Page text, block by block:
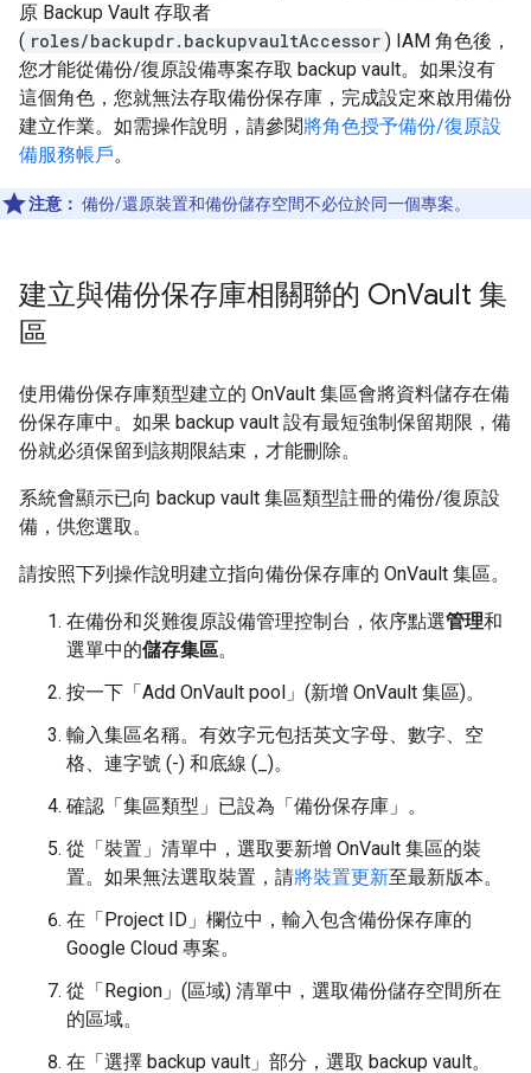
原 Backup Vault 存取者
( roles/backupdr.backupvaultAccessor ) IAM 角色後，
您才能從備份/復原設備專案存取 backup vault。如果沒有
這個角色，您就無法存取備份保存庫，完成設定來啟用備份
建立作業。如需操作說明，請參閱將角色授予備份/復原設
備服務帳戶。
注意： 備份/還原裝置和備份儲存空間不必位於同一個專案。
建立與備份保存庫相關聯的 OnVault 集
區
使用備份保存庫類型建立的 OnVault 集區會將資料儲存在備
份保存庫中。如果 backup vault 設有最短強制保留期限，備
份就必須保留到該期限結束，才能刪除。
系統會顯示已向 backup vault 集區類型註冊的備份/復原設
備，供您選取。
請按照下列操作說明建立指向備份保存庫的 OnVault 集區。
在備份和災難復原設備管理控制台，依序點選管理和
選單中的儲存集區。
按一下「Add OnVault pool」(新增 OnVault 集區)。
輸入集區名稱。有效字元包括英文字母、數字、空
格、連字號 (-) 和底線 (_)。
確認「集區類型」 已設為「備份保存庫」 。
從「裝置」 清單中，選取要新增 OnVault 集區的裝
置。如果無法選取裝置，請將裝置更新至最新版本。
在「Project ID」 欄位中，輸入包含備份保存庫的
Google Cloud 專案。
從「Region」(區域) 清單中，選取備份儲存空間所在
的區域。
在「選擇 backup vault」 部分，選取 backup vault。